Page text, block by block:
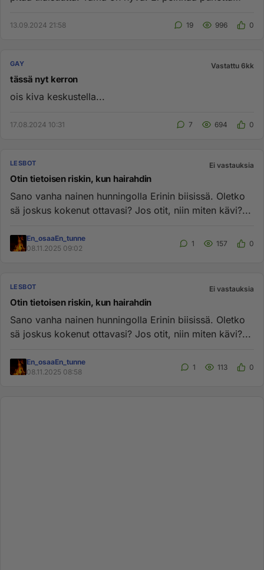
13.09.2024 21:58 19 996 0
GAY Vastattu 6kk
tässä nyt kerron
ois kiva keskustella...
17.08.2024 10:31 7 694 0
LESBOT Ei vastauksia
Otin tietoisen riskin, kun hairahdin
Sano vanha nainen hunningolla Erinin biisissä. Oletko
sä joskus kokenut ottavasi? Jos otit, niin miten kävi?...
En_osaaEn_tunne
08.11.2025 09:02
1 157 0
LESBOT Ei vastauksia
Otin tietoisen riskin, kun hairahdin
Sano vanha nainen hunningolla Erinin biisissä. Oletko
sä joskus kokenut ottavasi? Jos otit, niin miten kävi?...
En_osaaEn_tunne
08.11.2025 08:58
1 113 0